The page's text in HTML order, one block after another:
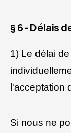
§ 6 - Délais
1) Le délai
l'acceptation
Si nous ne